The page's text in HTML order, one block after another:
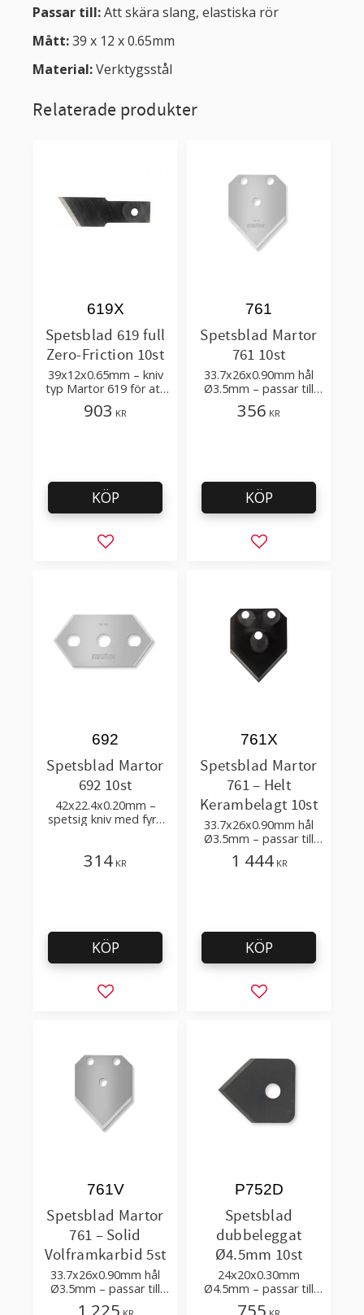
Passar till:Att skära slang, elastiska rör
Mått:39 x 12 x 0.65mm
Material:Verktygsstål
Relaterade produkter
Spetsblad 619 full
Zero-Friction 10st
39x12x0.65mm – kniv
typ Martor 619 för att
skära slang
619X
903 KR
Lägg till i favoriter
KÖP
Spetsblad Martor
761 10st
33.7x26x0.90mm hål
Ø3.5mm – passar till
att skära slang,
wellpapp, förpackning
761
356 KR
Lägg till i
KÖP
Spetsblad Martor
692 10st
42x22.4x0.20mm –
spetsig kniv med fyra
692
314 KR
Lägg till i favoriter
KÖP
Spetsblad Martor
761 – Helt
Kerambelagt 10st
33.7x26x0.90mm hål
Ø3.5mm – passar till
att skära slang,
wellpapp, förpackning
761X
1 444KR
Lägg till i
KÖP
Spetsblad Martor
761 – Solid
Volframkarbid 5st
33.7x26x0.90mm hål
Ø3.5mm – passar till
att skära slang,
761V
1 225
Spetsblad
dubbeleggat
Ø4.5mm 10st
24x20x0.30mm
Ø4.5mm – passar till
SCAE maskin för
P752D
755